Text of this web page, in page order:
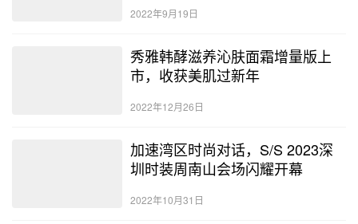
2022年9月19日
秀雅韩酵滋养沁肤面霜增量版上
市，收获美肌过新年
2022年12月26日
加速湾区时尚对话，S/S 2023深
圳时装周南山会场闪耀开幕
2022年10月31日